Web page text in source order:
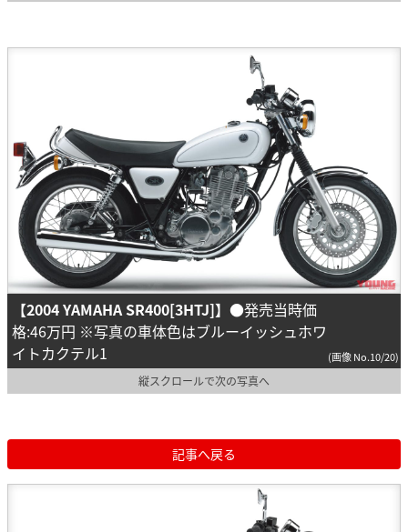
【2004 YAMAHA SR400[3HTJ]】 ●発売当時価
格:46万円 ※写真の車体色はブルーイッシュホワ
イトカクテル1
(画像 No.10/20)
縦スクロールで次の写真へ
記事へ戻る